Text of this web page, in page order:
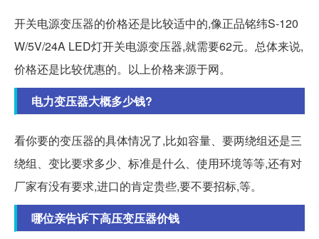
开关电源变压器的价格还是比较适中的,像正品铭纬S-120
W/5V/24A LED灯开关电源变压器,就需要62元。总体来说,
价格还是比较优惠的。以上价格来源于网。
电力变压器大概多少钱?
看你要的变压器的具体情况了,比如容量、要两绕组还是三
绕组、变比要求多少、标准是什么、使用环境等等,还有对
厂家有没有要求,进口的肯定贵些,要不要招标,等。
哪位亲告诉下高压变压器价钱